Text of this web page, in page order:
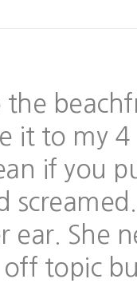
the
it to my
if you
ear. She
off topic